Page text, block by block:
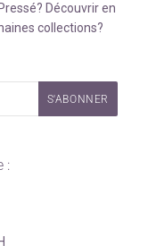
Découvrir en
collections?
: